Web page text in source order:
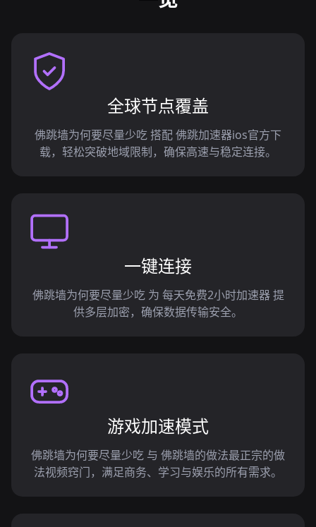
全球节点覆盖
佛跳墙为何要尽量少吃 搭配 佛跳加速器ios官方下
载，轻松突破地域限制，确保高速与稳定连接。
一键连接
佛跳墙为何要尽量少吃 为 每天免费2小时加速器 提
供多层加密，确保数据传输安全。
游戏加速模式
佛跳墙为何要尽量少吃 与 佛跳墙的做法最正宗的做
法视频窍门，满足商务、学习与娱乐的所有需求。